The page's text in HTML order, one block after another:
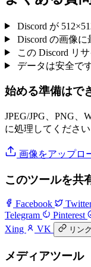
Discord が
Discord の画像
この Discord リ
データは安全で
始める準備はで
JPEG/JPG、PNG、
に処理してください
画像をアップロ
このツールを共
Facebook
Telegram
Pinterest
Xing
VK リン
メディアツール